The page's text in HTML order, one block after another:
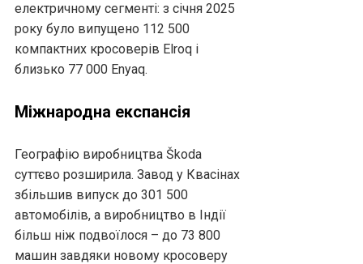
електричному сегменті: з січня 2025
року було випущено 112 500
компактних кросоверів Elroq і
близько 77 000 Enyaq.
Міжнародна експансія
Географію виробництва Škoda
суттєво розширила. Завод у Квасінах
збільшив випуск до 301 500
автомобілів, а виробництво в Індії
більш ніж подвоїлося – до 73 800
машин завдяки новому кросоверу